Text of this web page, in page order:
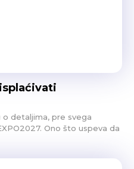
o detaljima, pre svega
Ono što uspeva da